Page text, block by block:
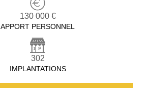
130 000 €
APPORT PERSONNEL
302
IMPLANTATIONS